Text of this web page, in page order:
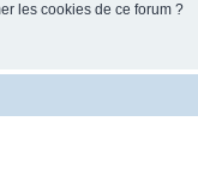
les cookies de ce forum ?